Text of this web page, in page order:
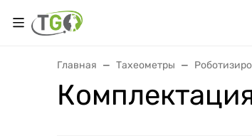
Главная Тахеометры